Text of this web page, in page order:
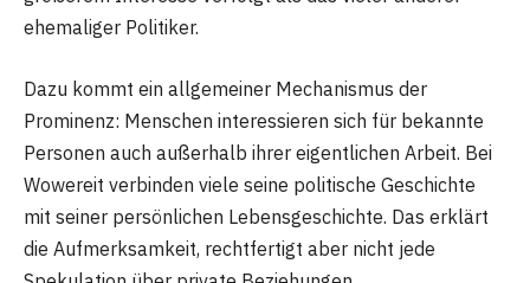
ehemaliger Politiker.
Dazu kommt ein allgemeiner Mechanismus der
Prominenz: Menschen interessieren sich für bekannte
Personen auch außerhalb ihrer eigentlichen Arbeit. Bei
Wowereit verbinden viele seine politische Geschichte
mit seiner persönlichen Lebensgeschichte. Das erklärt
die Aufmerksamkeit, rechtfertigt aber nicht jede